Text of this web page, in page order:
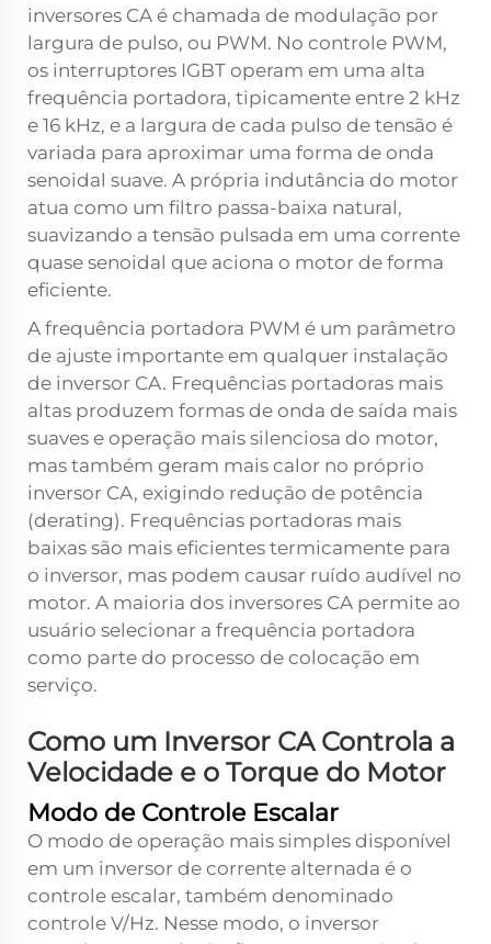
inversores CA é chamada de modulação por
largura de pulso, ou PWM. No controle PWM,
os interruptores IGBT operam em uma alta
frequência portadora, tipicamente entre 2 kHz
e 16 kHz, e a largura de cada pulso de tensão é
variada para aproximar uma forma de onda
senoidal suave. A própria indutância do motor
atua como um filtro passa-baixa natural,
suavizando a tensão pulsada em uma corrente
quase senoidal que aciona o motor de forma
eficiente.
A frequência portadora PWM é um parâmetro
de ajuste importante em qualquer instalação
de inversor CA. Frequências portadoras mais
altas produzem formas de onda de saída mais
suaves e operação mais silenciosa do motor,
mas também geram mais calor no próprio
inversor CA, exigindo redução de potência
(derating). Frequências portadoras mais
baixas são mais eficientes termicamente para
o inversor, mas podem causar ruído audível no
motor. A maioria dos inversores CA permite ao
usuário selecionar a frequência portadora
como parte do processo de colocação em
serviço.
Como um Inversor CA Controla a
Velocidade e o Torque do Motor
Modo de Controle Escalar
O modo de operação mais simples disponível
em um inversor de corrente alternada é o
controle escalar, também denominado
controle V/Hz. Nesse modo, o inversor